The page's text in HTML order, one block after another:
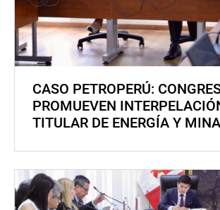
CASO PETROPERÚ:
PROMUEVEN
TITULAR DE ENERGÍA Y